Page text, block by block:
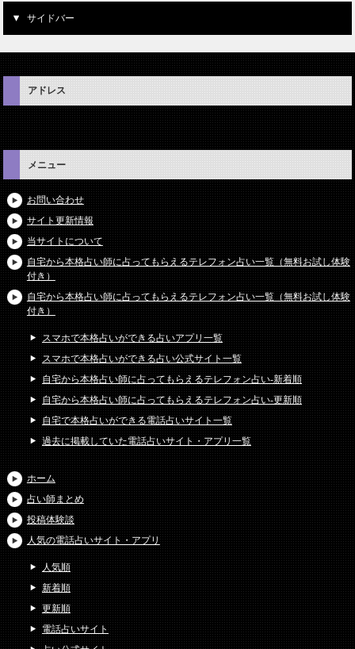
サイドバー
アドレス
メニュー
お問い合わせ
サイト更新情報
当サイトについて
自宅から本格占い師に占ってもらえるテレフォン占い一覧（無料お試し体験
付き）
自宅から本格占い師に占ってもらえるテレフォン占い一覧（無料お試し体験
付き）
スマホで本格占いができる占いアプリ一覧
スマホで本格占いができる占い公式サイト一覧
自宅から本格占い師に占ってもらえるテレフォン占い-新着順
自宅から本格占い師に占ってもらえるテレフォン占い-更新順
自宅で本格占いができる電話占いサイト一覧
過去に掲載していた電話占いサイト・アプリ一覧
ホーム
占い師まとめ
投稿体験談
人気の電話占いサイト・アプリ
人気順
新着順
更新順
電話占いサイト